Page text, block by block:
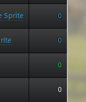
Sprite 0
0
0
0